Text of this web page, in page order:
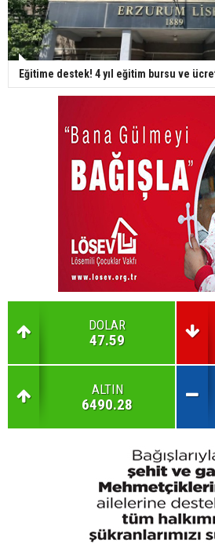
Eğitime destek! 4 yıl eğitim bursu ve
DOLAR
47.59
ALTIN
6490.28